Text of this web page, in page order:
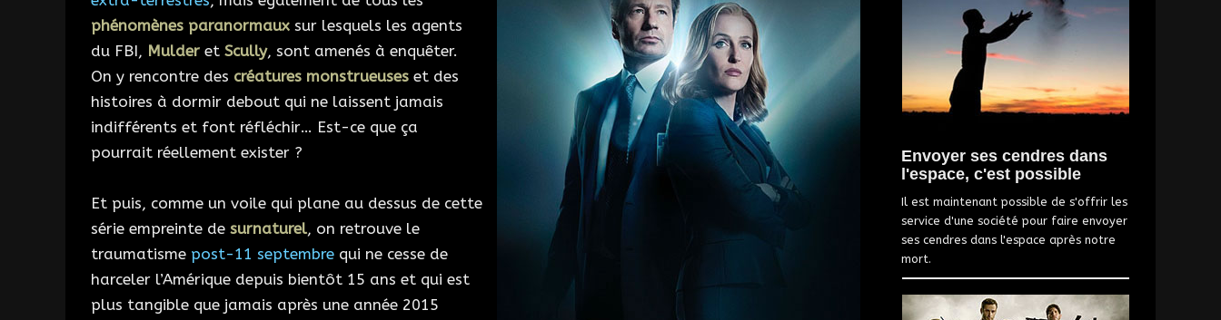
phénomènes paranormaux sur lesquels les agents
du FBI, Mulder et Scully, sont amenés à enquêter.
On y rencontre des créatures monstrueuses et des
histoires à dormir debout qui ne laissent jamais
indifférents et font réfléchir… Est-ce que ça
pourrait réellement exister ?
Et puis, comme un voile qui plane au dessus de cette
série empreinte de surnaturel, on retrouve le
traumatisme post-11 septembre qui ne cesse de
harceler l’Amérique depuis bientôt 15 ans et qui est
plus tangible que jamais après une année 2015
Envoyer ses cendres dans
l'espace, c'est possible
Il est maintenant possible de s'offrir les
service d'une société pour faire envoyer
ses cendres dans l'espace après notre
mort.